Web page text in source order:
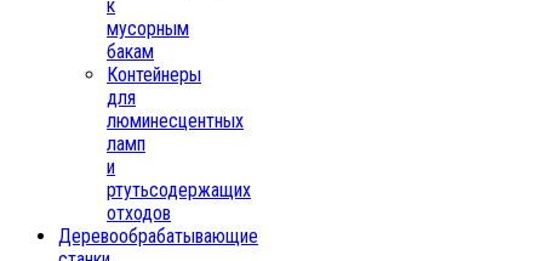
к
мусорным
бакам
Контейнеры
для
люминесцентных
ламп
и
ртутьсодержащих
отходов
Деревообрабатывающие